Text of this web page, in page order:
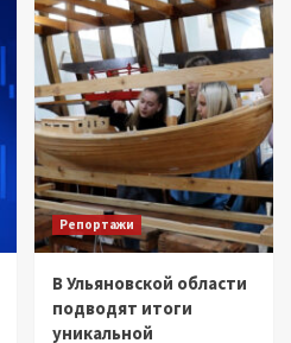
Репортажи
В Ульяновской области
подводят итоги
уникальной